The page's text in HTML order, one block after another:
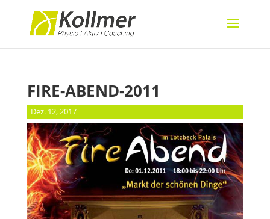
FIRE-ABEND-2011
Dez. 12, 2017